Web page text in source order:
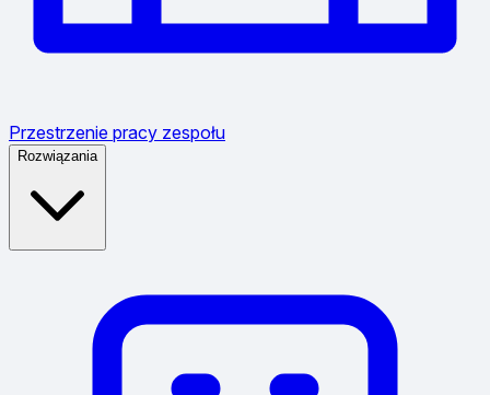
Przestrzenie pracy zespołu
Rozwiązania